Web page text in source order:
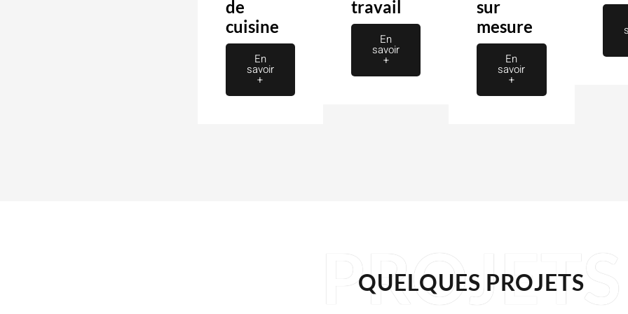
de
cuisine
En
savoir
+
travail
En
savoir
+
sur
mesure
En
savoir
+
PROJETS
QUELQUES PROJETS